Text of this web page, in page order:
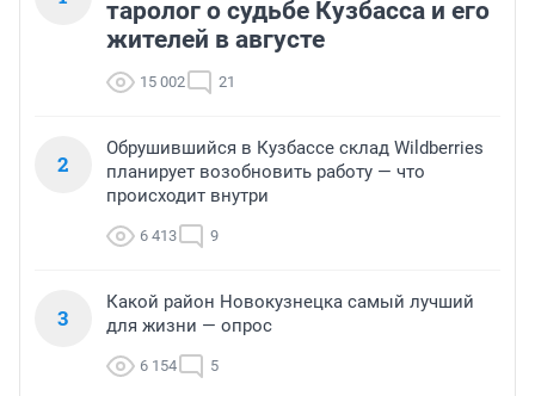
таролог о судьбе Кузбасса и его
жителей в августе
15 002 21
2
Обрушившийся в Кузбассе склад Wildberries
планирует возобновить работу — что
происходит внутри
6 413 9
3
Какой район Новокузнецка самый лучший
для жизни — опрос
6 154 5